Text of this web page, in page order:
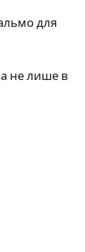
для
не лише в